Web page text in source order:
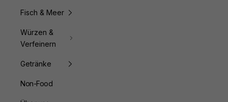
Fisch & Meer
Würzen &
Verfeinern
Getränke
Non-Food